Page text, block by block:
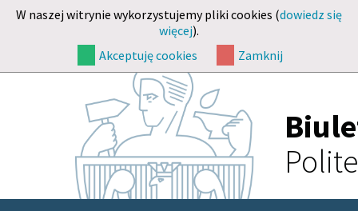
W naszej witrynie wykorzystujemy pliki cookies (dowiedz się
więcej).
Akceptuję cookies
Zamknij